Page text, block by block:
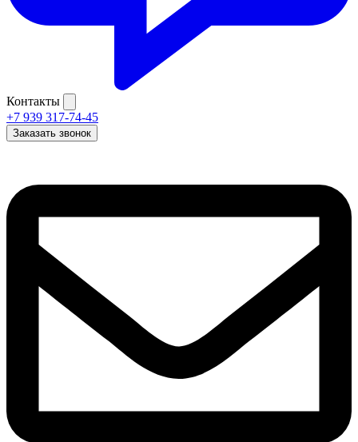
Контакты
+7 939 317-74-45
Заказать звонок